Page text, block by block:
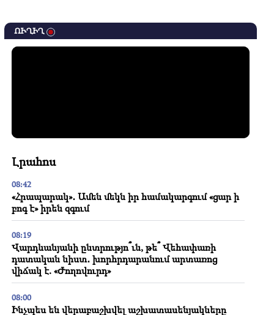
ՈՒՂԻՂ
Լրահոս
08:42
«Հրապարակ»․ Ամեն մեկն իր համակարգում «ցար ի
բոգ է» իրեն զգում
08:19
Վարդևանյանի ընտրությո՞ւն, թե՞ Վեհափառի
դատական նիստ․ խորհրդարանում արտառոց
վիճակ է. «Ժողովուրդ»
08:00
Ինչպես են վերաբաշխվել աշխատասենյակները